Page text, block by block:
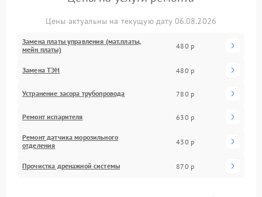
Цены актуальны на текущую дату 06.08.2026
Замена платы управления (мат.платы,
мейн платы)
480 р
Замена ТЭН 480 р
Устранение засора трубопровода 780 р
Ремонт испарителя 630 р
Ремонт датчика морозильного
отделения
430 р
Прочистка дренажной системы 870 р